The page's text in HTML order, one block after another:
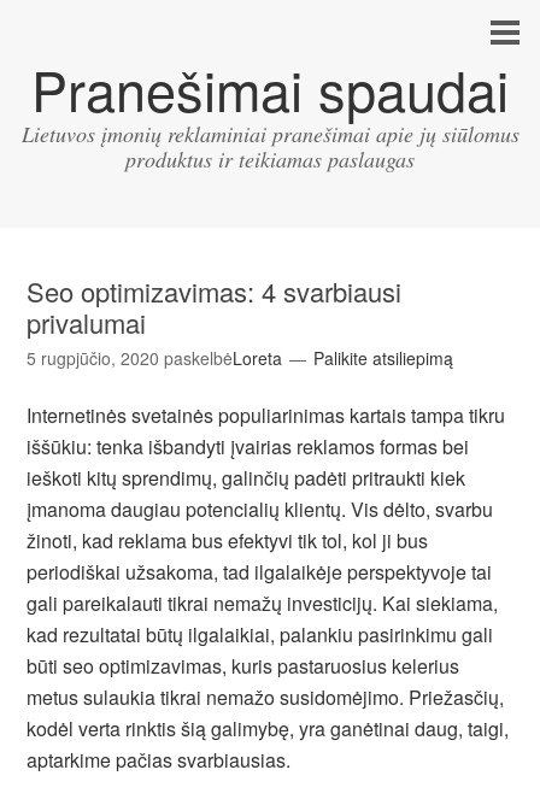
Pranešimai spaudai
Lietuvos įmonių reklaminiai pranešimai apie jų siūlomus
produktus ir teikiamas paslaugas
Seo optimizavimas: 4 svarbiausi
privalumai
5 rugpjūčio, 2020 paskelbėLoreta Palikite atsiliepimą
Internetinės svetainės populiarinimas kartais tampa tikru
iššūkiu: tenka išbandyti įvairias reklamos formas bei
ieškoti kitų sprendimų, galinčių padėti pritraukti kiek
įmanoma daugiau potencialių klientų. Vis dėlto, svarbu
žinoti, kad reklama bus efektyvi tik tol, kol ji bus
periodiškai užsakoma, tad ilgalaikėje perspektyvoje tai
gali pareikalauti tikrai nemažų investicijų. Kai siekiama,
kad rezultatai būtų ilgalaikiai, palankiu pasirinkimu gali
būti seo optimizavimas, kuris pastaruosius kelerius
metus sulaukia tikrai nemažo susidomėjimo. Priežasčių,
kodėl verta rinktis šią galimybę, yra ganėtinai daug, taigi,
aptarkime pačias svarbiausias.